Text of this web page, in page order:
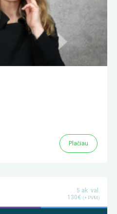
Plačiau
5 ak. val.
130€ (+ PVM)